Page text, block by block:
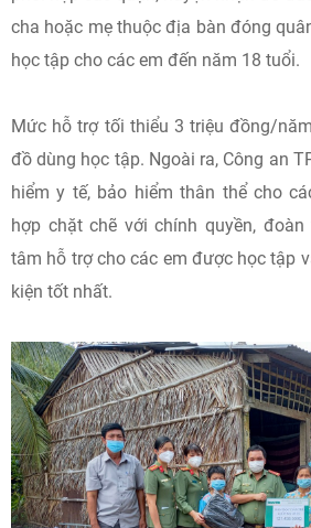
cha hoặc mẹ thuộc địa bàn đóng
học tập cho các em đến năm 18 tuổi.
Mức hỗ trợ tối thiểu 3 triệu đồng/
đồ dùng học tập. Ngoài ra, Công an
hiểm y tế, bảo hiểm thân thể cho
hợp chặt chẽ với chính quyền,
tâm hỗ trợ cho các em được học tập
kiện tốt nhất.